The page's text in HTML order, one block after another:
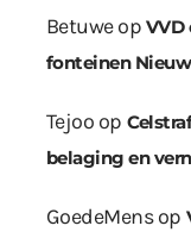
Betuweop VVD
fonteinen
Tejoo op
belaging en
GoedeMensop